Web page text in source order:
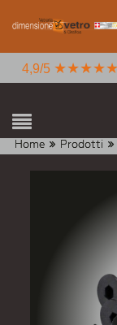
4,9/5 ★★★★★
Home Prodotti